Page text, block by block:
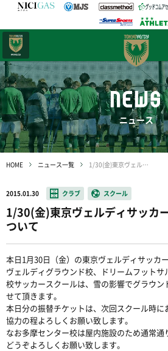
NEWS
ニュース
HOME ニュース一覧 1/30(金)東京ヴェルディサッカースクールの実施について
2015.01.30 クラブ スクール
1/30(金)東京ヴェルディサッカ
ついて
本日1月30日（金）の東京ヴェルディサッカ
ヴェルディグラウンド校、ドリームフットサ
校サッカースクールは、雪の影響でグラウン
せて頂きます。
本日分の振替チケットは、次回スクール時
協力の程よろしくお願い致します。
なお多摩センター校は屋内施設のため通常通
どうぞよろしくお願い致します。